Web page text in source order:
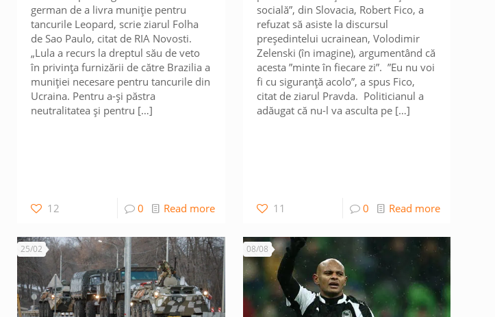
german de a livra muniție pentru
tancurile Leopard, scrie ziarul Folha
de Sao Paulo, citat de RIA Novosti.
„Lula a recurs la dreptul său de veto
în privința furnizării de către Brazilia a
muniției necesare pentru tancurile din
Ucraina. Pentru a-și păstra
neutralitatea și pentru […]
12 0 Read more
socială”, din Slovacia, Robert Fico, a
refuzat să asiste la discursul
președintelui ucrainean, Volodimir
Zelenski (în imagine), argumentând că
acesta ”minte în fiecare zi”. ”Eu nu voi
fi cu siguranță acolo”, a spus Fico,
citat de ziarul Pravda. Politicianul a
adăugat că nu-l va asculta pe […]
11 0 Read more
25/02 08/08